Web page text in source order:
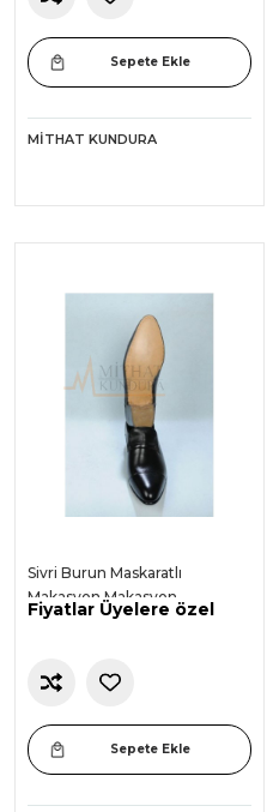
Sepete Ekle
MITHAT KUNDURA
Sivri Burun Maskaratlı
Makasyon Makasyon
Fiyatlar Üyelere özel
Sepete Ekle